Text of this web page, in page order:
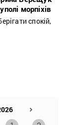
морпіхів
спокій,